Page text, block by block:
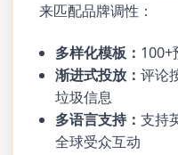
来匹配品牌调性：
多样化模板： 100+
渐进式投放：评论
垃圾信息
多语言支持：支持
全球受众互动